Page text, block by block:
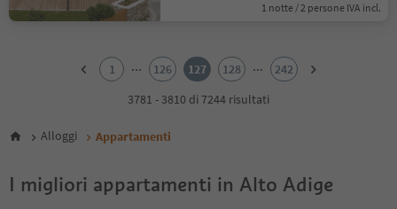
1 notte / 2 persone IVA incl.
6
1 ... 126 127 128 ...
242
3781 - 3810 di 7244 risultati
Alloggi Appartamenti
I migliori appartamenti in Alto Adige